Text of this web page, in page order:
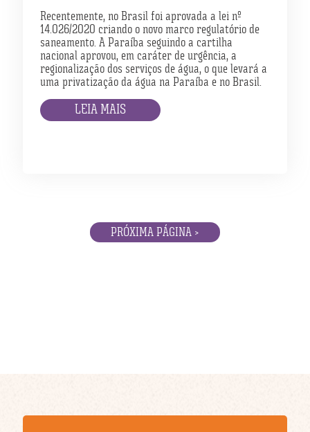
Recentemente, no Brasil foi aprovada a lei nº
14.026/2020 criando o novo marco regulatório de
saneamento. A Paraíba seguindo a cartilha
nacional aprovou, em caráter de urgência, a
regionalização dos serviços de água, o que levará a
uma privatização da água na Paraíba e no Brasil.
LEIA MAIS
PRÓXIMA PÁGINA >